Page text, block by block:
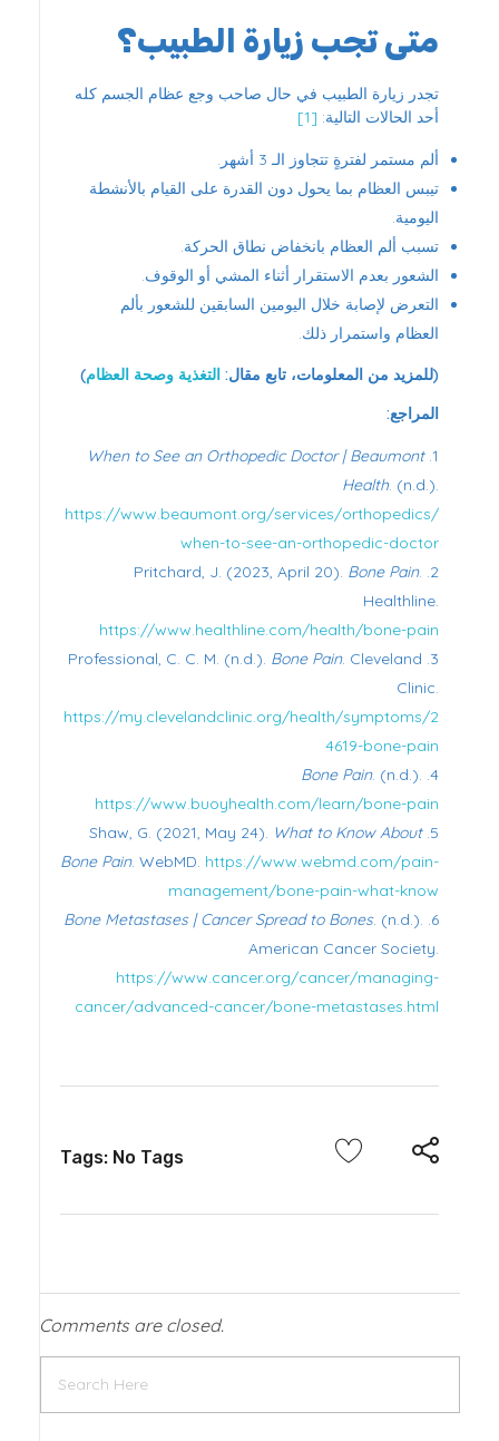
متى تجب زيارة الطبيب؟
تجدر زيارة الطبيب في حال صاحب وجع عظام الجسم كله
أحد الحالات التالية: [1]
ألم مستمر لفترةٍ تتجاوز الـ 3 أشهر.
تيبس العظام بما يحول دون القدرة على القيام بالأنشطة
اليومية.
تسبب ألم العظام بانخفاض نطاق الحركة.
الشعور بعدم الاستقرار أثناء المشي أو الوقوف.
التعرض لإصابة خلال اليومين السابقين للشعور بألم
العظام واستمرار ذلك.
(للمزيد من المعلومات، تابع مقال: التغذية وصحة العظام)
المراجع:
When to See an Orthopedic Doctor | Beaumont
Health. (n.d.).
https://www.beaumont.org/services/orthopedics/
when-to-see-an-orthopedic-doctor
Pritchard, J. (2023, April 20). Bone Pain.
Healthline.
https://www.healthline.com/health/bone-pain
Professional, C. C. M. (n.d.). Bone Pain. Cleveland
Clinic.
https://my.clevelandclinic.org/health/symptoms/2
4619-bone-pain
Bone Pain. (n.d.).
https://www.buoyhealth.com/learn/bone-pain
Shaw, G. (2021, May 24). What to Know About
Bone Pain. WebMD. https://www.webmd.com/pain-
management/bone-pain-what-know
Bone Metastases | Cancer Spread to Bones. (n.d.).
American Cancer Society.
https://www.cancer.org/cancer/managing-
cancer/advanced-cancer/bone-metastases.html
Tags: No Tags
Comments are closed.